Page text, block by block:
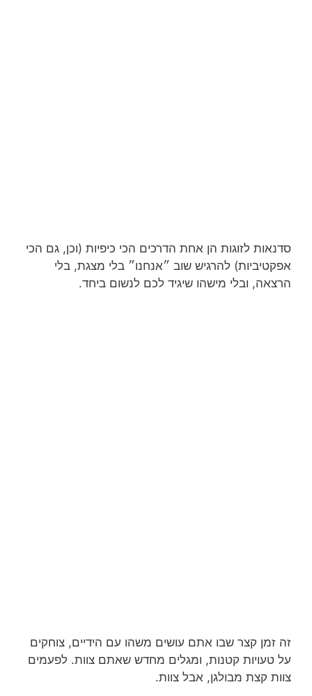
סדנאות לזוגות הן אחת הדרכים הכי כיפיות (וכן, גם הכי
אפקטיביות) להרגיש שוב ״אנחנו״ בלי מצגת, בלי
הרצאה, ובלי מישהו שיגיד לכם לנשום ביחד.
זה זמן קצר שבו אתם עושים משהו עם הידיים, צוחקים
על טעויות קטנות, ומגלים מחדש שאתם צוות. לפעמים
צוות קצת מבולגן, אבל צוות.